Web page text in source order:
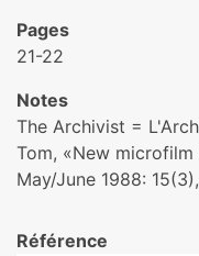
Pages
21-22
Notes
The Archivist =
Tom, «New
May/June 1988:
Référence